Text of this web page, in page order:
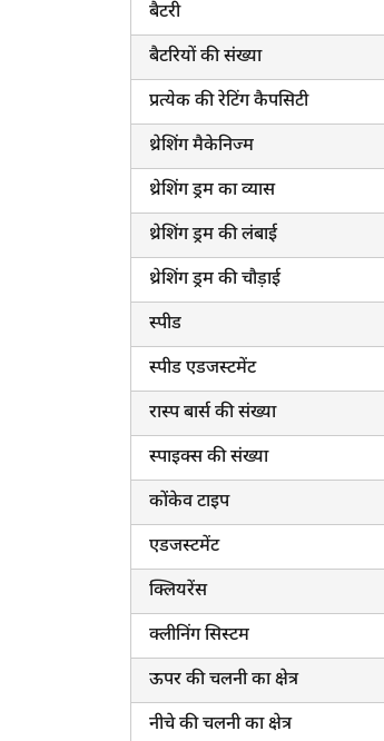
बैटरी
बैटरियों की संख्या
प्रत्येक की रेटिंग कैपसिटी
थ्रेशिंग मैकेनिज्म
थ्रेशिंग ड्रम का व्यास
थ्रेशिंग ड्रम की लंबाई
थ्रेशिंग ड्रम की चौड़ाई
स्पीड
स्पीड एडजस्टमेंट
रास्प बार्स की संख्या
स्पाइक्स की संख्या
कोंकेव टाइप
एडजस्टमेंट
क्लियरेंस
क्लीनिंग सिस्टम
ऊपर की चलनी का क्षेत्र
नीचे की चलनी का क्षेत्र